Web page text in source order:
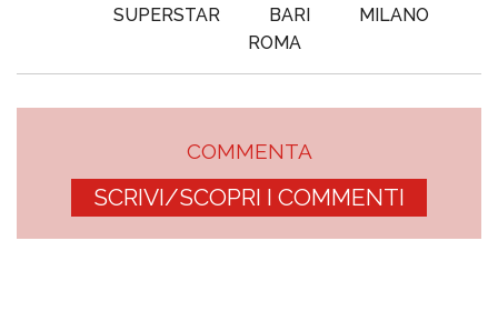
SUPERSTAR
BARI
MILANO
ROMA
COMMENTA
SCRIVI/SCOPRI I COMMENTI